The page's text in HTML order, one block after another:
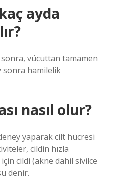
ayda
sonra, vücuttan tamamen
sonra hamilelik
nasıl olur?
yaparak cilt hücresi
cildin hızla
cildi (akne dahil sivilce
denir.